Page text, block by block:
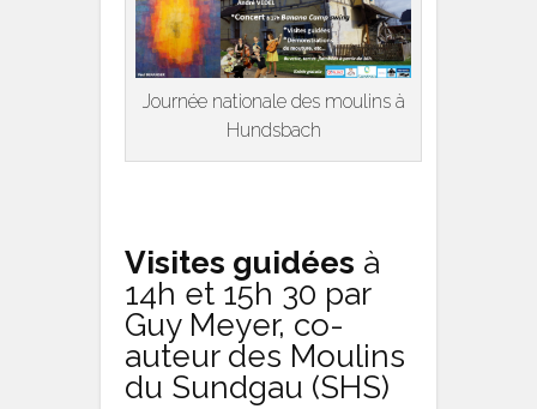
Journée nationale des moulins à
Hundsbach
Visites guidées à
14h et 15h 30 par
Guy Meyer, co-
auteur des Moulins
du Sundgau (SHS)